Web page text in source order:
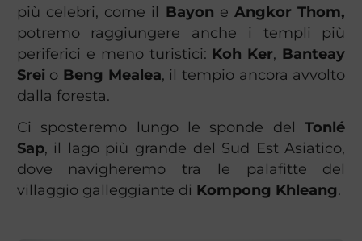
più celebri, come il Bayon eAngkor Thom,
potremo raggiungere anche i templi più
periferici e meno turistici: Koh Ker, Banteay
Sreio Beng Mealea, il tempio ancora avvolto
dalla foresta.
Ci sposteremo lungo le sponde delTonlé
Sap, il lago più grande del Sud Est Asiatico,
dove navigheremo tra le palafitte del
villaggio galleggiante di Kompong Khleang.